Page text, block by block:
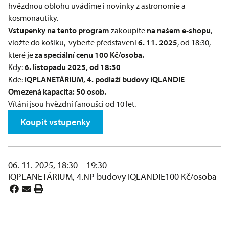
hvězdnou oblohu uvádíme i novinky z astronomie a
kosmonautiky.
Vstupenky na tento program zakoupíte na našem e-shopu,
vložte do košíku, vyberte představení6. 11. 2025, od 18:30,
které jeza speciální cenu 100 Kč/osoba.
Kdy:6. listopadu 2025, od 18:30
Kde: iQPLANETÁRIUM, 4. podlaží budovy iQLANDIE
Omezená kapacita: 50 osob.
Vítáni jsou hvězdní fanoušci od 10 let.
Koupit vstupenky
06. 11. 2025, 18:30 – 19:30
iQPLANETÁRIUM, 4.NP budovy iQLANDIE100 Kč/osoba